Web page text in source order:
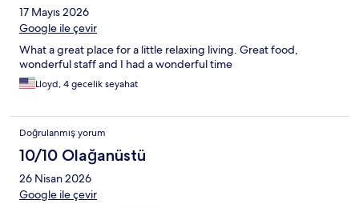
17 Mayıs 2026
Google ile çevir
What a great place for a little relaxing living. Great food,
wonderful staff and I had a wonderful time
Lloyd, 4 gecelik seyahat
Doğrulanmış yorum
10/10 Olağanüstü
26 Nisan 2026
Google ile çevir